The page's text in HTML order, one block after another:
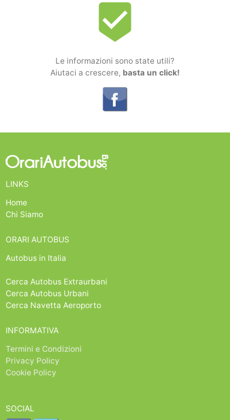
beenhere
Le informazioni sono state utili?
Aiutaci a crescere, basta un click!
LINKS
Home
Chi Siamo
ORARI AUTOBUS
Autobus in Italia
Cerca Autobus Extraurbani
Cerca Autobus Urbani
Cerca Navetta Aeroporto
INFORMATIVA
Termini e Condizioni
Privacy Policy
Cookie Policy
SOCIAL